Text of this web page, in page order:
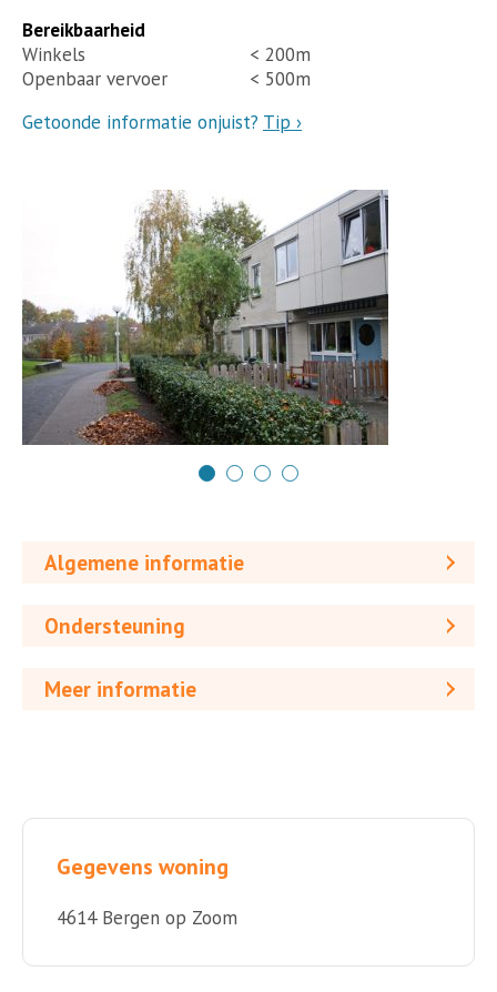
Bereikbaarheid
Winkels
< 200m
Openbaar vervoer
< 500m
Getoonde informatie onjuist? Tip ›
Algemene informatie
Ondersteuning
Meer informatie
Gegevens woning
4614 Bergen op Zoom